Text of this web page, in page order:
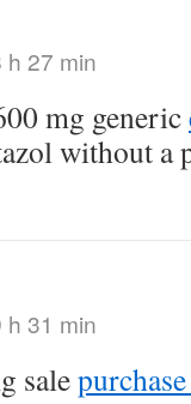
h 27 min
mg generic
without a
31 min
sale